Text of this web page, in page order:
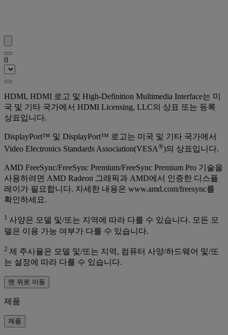
0
HDMI, HDMI 로고 및 High-Definition Multimedia Interface는 미
국 및 기타 국가에서 HDMI Licensing, LLC의 상표 또는 등록
상표입니다.
DisplayPort™ 및 DisplayPort™ 로고는 미국 및 기타 국가에서
Video Electronics Standards Association(VESA®)의 상표입니다.
AMD FreeSync/FreeSync Premium/FreeSync Premium Pro 기술을
사용하려면 AMD Radeon 그래픽과 AMD에서 인증한 디스플
레이가 필요합니다. 자세한 내용은 www.amd.com/freesync를
확인하세요.
1 사양은 모델 및/또는 지역에 따라 다를 수 있습니다. 모든 모
델은 이용 가능 여부가 다를 수 있습니다.
2 제 주사율은 모델 및/또는 지역, 컴퓨터 사양/하드웨어 및/또
는 설정에 따라 다를 수 있습니다.
맨 위로 이동
제품
제품